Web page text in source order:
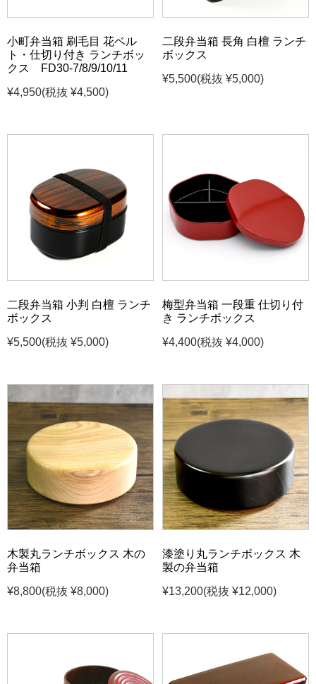
小町弁当箱 刷毛目 花ベル
ト・仕切り付き ランチボッ
クス FD30-7/8/9/10/11
¥4,950(税抜 ¥4,500)
二段弁当箱 長角 白檀 ランチ
ボックス
¥5,500(税抜 ¥5,000)
二段弁当箱 小判 白檀 ランチ
ボックス
¥5,500(税抜 ¥5,000)
梅型弁当箱 一段重 仕切り付
き ランチボックス
¥4,400(税抜 ¥4,000)
木製丸ランチボックス 木の
弁当箱
¥8,800(税抜 ¥8,000)
漆塗り丸ランチボックス 木
製の弁当箱
¥13,200(税抜 ¥12,000)